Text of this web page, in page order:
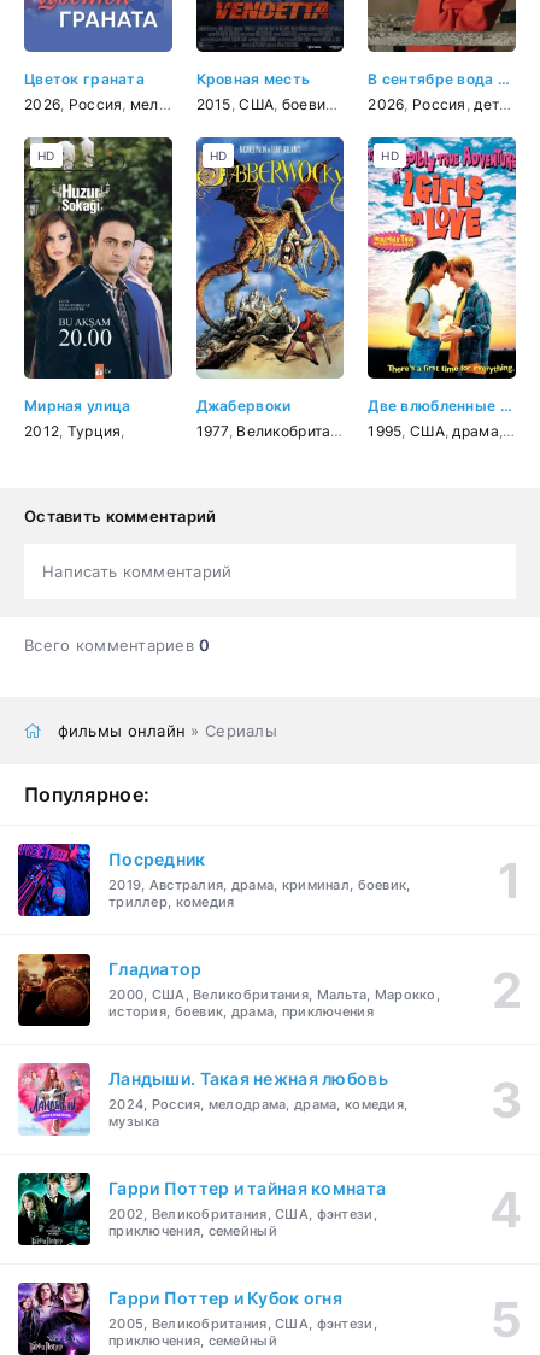
Цветок граната
2026 Россия мелодрама
Кровная месть
2015 ,США боевик , драма
В сентябре вода холодная
2026 Россия детектив
Мирная улица
2012 Турция
HD
Джабервоки
1977, Великобритания фэнтези,комедия,
HD
Две влюбленные девушки
1995 США, драма
HD
Оставить комментарий
Написать комментарий
Всего комментариев0
фильмы онлайн » Сериалы
Популярное:
Посредник
2019, Австралия, драма, криминал, боевик,
триллер, комедия
Гладиатор
2000, США, Великобритания, Мальта, Марокко,
история, боевик, драма, приключения
Ландыши. Такая нежная любовь
2024, Россия, мелодрама, драма, комедия,
музыка
Гарри Поттер и тайная комната
2002, Великобритания, США, фэнтези,
приключения, семейный
Гарри Поттер и Кубок огня
2005, Великобритания, США, фэнтези,
приключения, семейный